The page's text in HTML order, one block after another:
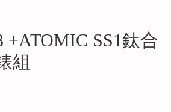
+ATOMIC SS1鈦合
組